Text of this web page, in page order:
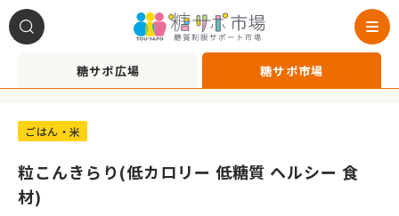
糖サポ広場 糖サポ市場
A1010034
ごはん・米
粒こんきらり(低カロリー 低糖質 ヘルシー 食
材)